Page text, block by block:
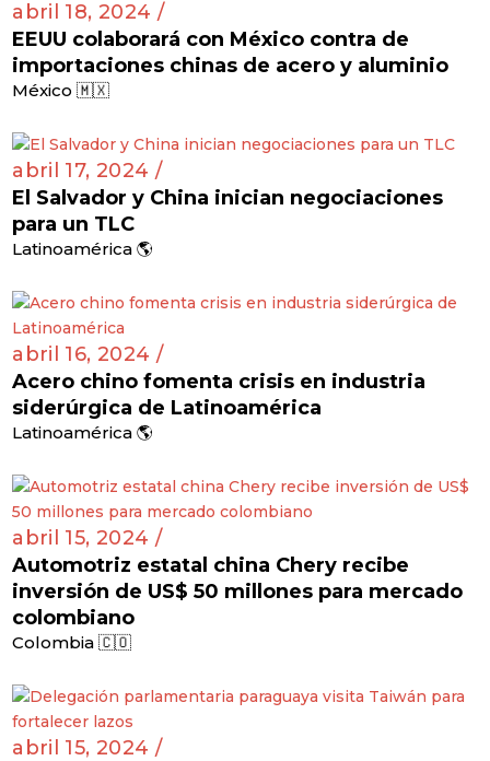
abril 18, 2024 /
EEUU colaborará con México contra de
importaciones chinas de acero y aluminio
México 🇲🇽
abril 17, 2024 /
El Salvador y China inician negociaciones
para un TLC
Latinoamérica 🌎
abril 16, 2024 /
Acero chino fomenta crisis en industria
siderúrgica de Latinoamérica
Latinoamérica 🌎
abril 15, 2024 /
Automotriz estatal china Chery recibe
inversión de US$ 50 millones para mercado
colombiano
Colombia 🇨🇴
abril 15, 2024 /